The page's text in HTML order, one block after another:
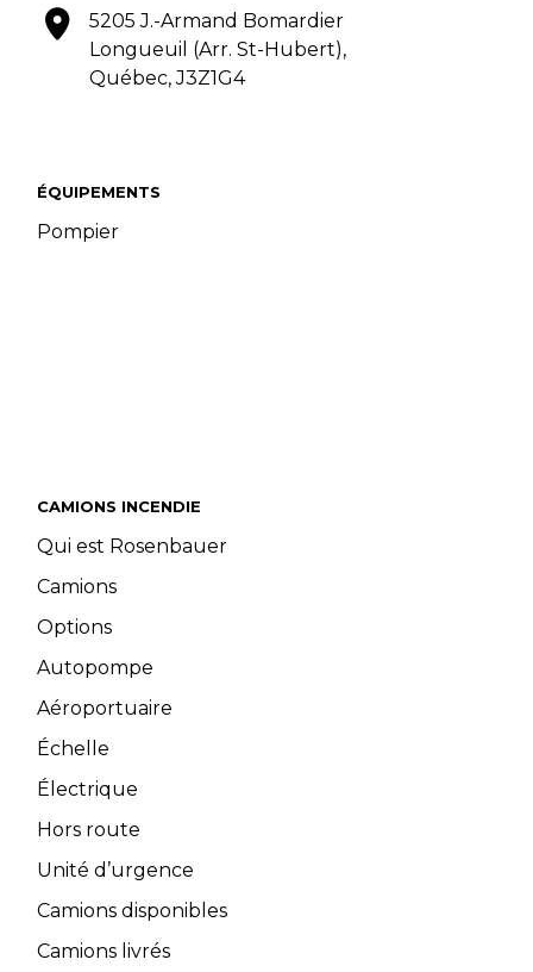
ÉQUIPEMENTS
Pompier
CAMIONS INCENDIE
Qui est Rosenbauer
Camions
Options
Autopompe
Aéroportuaire
Échelle
Électrique
Hors route
Unité d’urgence
Camions disponibles
Camions livrés
5205 J.-Armand Bomardier
Longueuil (Arr. St-Hubert),
Québec, J3Z1G4